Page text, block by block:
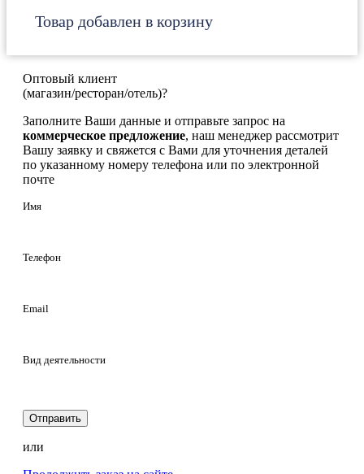
Товар добавлен в корзину
Оптовый клиент
(магазин/ресторан/отель)?
Заполните Ваши данные и отправьте запрос на
коммерческое предложение, наш менеджер рассмотрит
Вашу заявку и свяжется с Вами для уточнения деталей
по указанному номеру телефона или по электронной
почте
Имя
Телефон
Email
Вид деятельности
Отправить
или